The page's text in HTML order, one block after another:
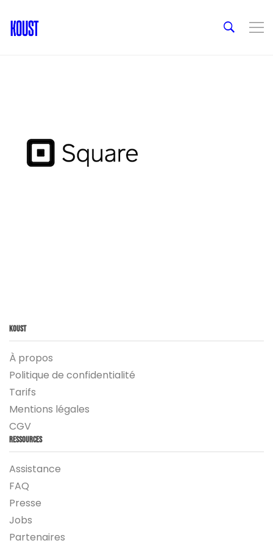
Koust
À propos
Politique de confidentialité
Tarifs
Mentions légales
CGV
Ressources
Assistance
FAQ
Presse
Jobs
Partenaires